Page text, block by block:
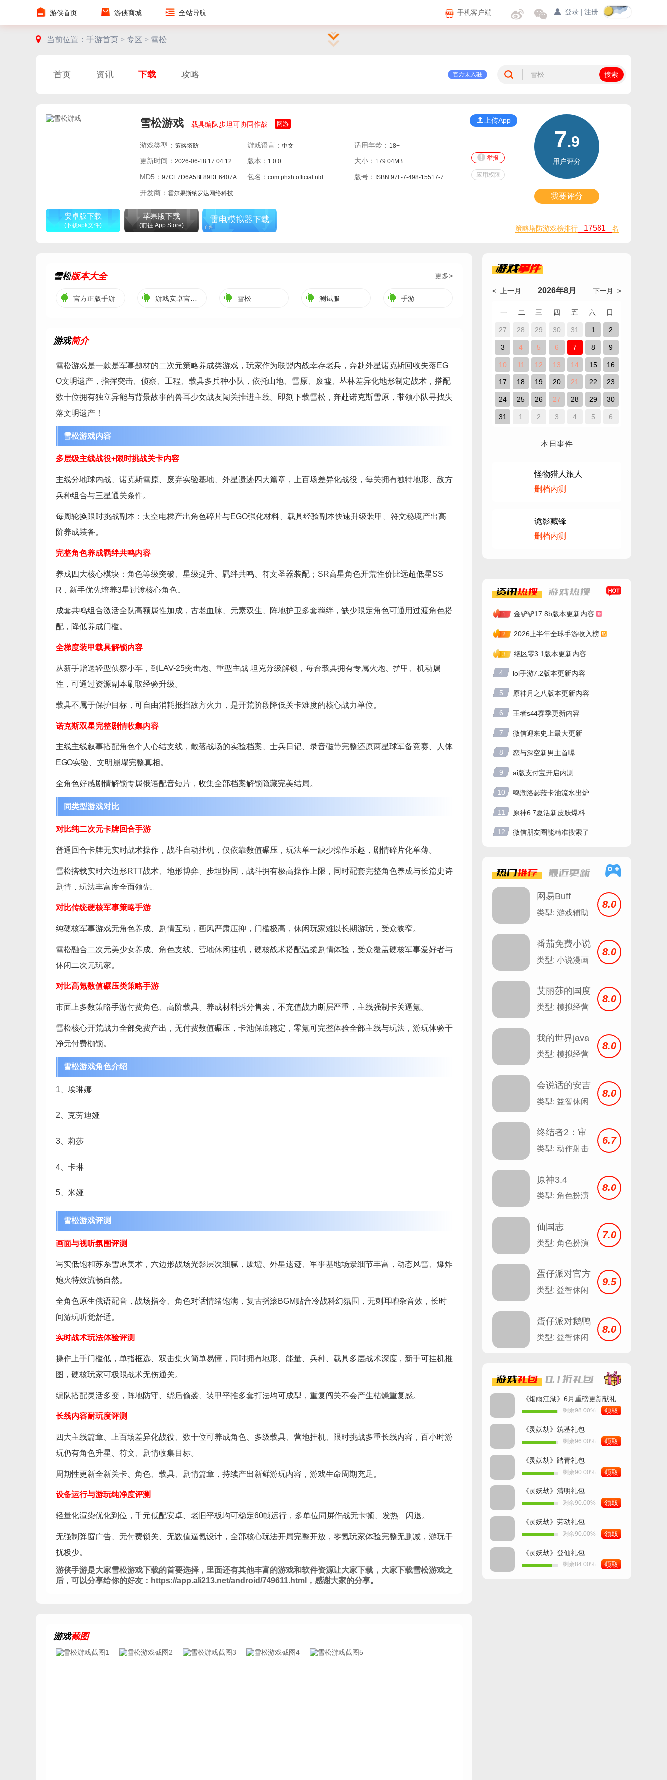
游侠首页 游侠商城 全站导航 登录 注册
手机客户端
当前位置： 手游首页 > 专区 > 雪松
首页 资讯 下载 攻略 官方未入驻
雪松游戏 载具编队步坦可协同作战 网游
游戏类型： 策略塔防 游戏语言： 中文 适用年龄： 18+
更新时间： 2026-06-18 17:04:12 版本： 1.0.0 大小： 179.04MB
MD5： 97CE7D6A5BF89DE6407AFD0DD8BFB2D6 包名： com.phxh.official.nld 版号： ISBN 978-7-498-15517-7
开发商： 霍尔果斯纳罗达网络科技有限公司
上传App
举报
应用权限
7.9
用户评分
我要评分
策略塔防游戏榜排行 17581 名
安卓版下载
(下载apk文件)
苹果版下载
(前往 App Store)
雷电模拟器下载
广告
雪松版本大全 更多>
官方正版手游 雪松 测试服 手游
游戏简介
雪松游戏是一款是军事题材的二次元策略养成类游戏，玩家作为联盟内战幸存老兵，奔赴外星诺克斯回收失落EG
O文明遗产，指挥突击、侦察、工程、载具多兵种小队，依托山地、雪原、废墟、丛林差异化地形制定战术，搭配
数十位拥有独立异能与背景故事的兽耳少女战友闯关推进主线。即刻下载雪松，奔赴诺克斯雪原，带领小队寻找失
落文明遗产！
雪松游戏内容
多层级主线战役+限时挑战关卡内容
主线分地球内战、诺克斯雪原、废弃实验基地、外星遗迹四大篇章，上百场差异化战役，每关拥有独特地形、敌方
兵种组合与三星通关条件。
每周轮换限时挑战副本：太空电梯产出角色碎片与EGO强化材料、载具经验副本快速升级装甲、符文秘境产出高
阶养成装备。
完整角色养成羁绊共鸣内容
养成四大核心模块：角色等级突破、星级提升、羁绊共鸣、符文圣器装配；SR高星角色开荒性价比远超低星SS
R，新手优先培养3星过渡核心角色。
成套共鸣组合激活全队高额属性加成，古老血脉、元素双生、阵地护卫多套羁绊，缺少限定角色可通用过渡角色搭
配，降低养成门槛。
全梯度装甲载具解锁内容
从新手赠送轻型侦察小车，到LAV-25突击炮、重型主战 坦克分级解锁，每台载具拥有专属火炮、护甲、机动属
性，可通过资源副本刷取经验升级。
载具不属于保护目标，可自由消耗抵挡敌方火力，是开荒阶段降低关卡难度的核心战力单位。
诺克斯双星完整剧情收集内容
主线主线叙事搭配角色个人心结支线，散落战场的实验档案、士兵日记、录音磁带完整还原两星球军备竞赛、人体
EGO实验、文明崩塌完整真相。
全角色好感剧情解锁专属俄语配音短片，收集全部档案解锁隐藏完美结局。
同类型游戏对比
对比纯二次元卡牌回合手游
普通回合卡牌无实时战术操作，战斗自动挂机，仅依靠数值碾压，玩法单一缺少操作乐趣，剧情碎片化单薄。
雪松搭载实时六边形RTT战术、地形博弈、步坦协同，战斗拥有极高操作上限，同时配套完整角色养成与长篇史诗
剧情，玩法丰富度全面领先。
对比传统硬核军事策略手游
纯硬核军事游戏无角色养成、剧情互动，画风严肃压抑，门槛极高，休闲玩家难以长期游玩，受众狭窄。
雪松融合二次元美少女养成、角色支线、营地休闲挂机，硬核战术搭配温柔剧情体验，受众覆盖硬核军事爱好者与
休闲二次元玩家。
对比高氪数值碾压类策略手游
市面上多数策略手游付费角色、高阶载具、养成材料拆分售卖，不充值战力断层严重，主线强制卡关逼氪。
雪松核心开荒战力全部免费产出，无付费数值碾压，卡池保底稳定，零氪可完整体验全部主线与玩法，游玩体验干
净无付费枷锁。
雪松游戏角色介绍
1、埃琳娜
2、克劳迪娅
3、莉莎
4、卡琳
5、米娅
雪松游戏评测
画面与视听氛围评测
写实低饱和苏系雪原美术，六边形战场光影层次细腻，废墟、外星遗迹、军事基地场景细节丰富，动态风雪、爆炸
炮火特效流畅自然。
全角色原生俄语配音，战场指令、角色对话情绪饱满，复古摇滚BGM贴合冷战科幻氛围，无刺耳嘈杂音效，长时
间游玩听觉舒适。
实时战术玩法体验评测
操作上手门槛低，单指框选、双击集火简单易懂，同时拥有地形、能量、兵种、载具多层战术深度，新手可挂机推
图，硬核玩家可极限战术无伤通关。
编队搭配灵活多变，阵地防守、绕后偷袭、装甲平推多套打法均可成型，重复闯关不会产生枯燥重复感。
长线内容耐玩度评测
四大主线篇章、上百场差异化战役、数十位可养成角色、多级载具、营地挂机、限时挑战多重长线内容，百小时游
玩仍有角色升星、符文、剧情收集目标。
周期性更新全新关卡、角色、载具、剧情篇章，持续产出新鲜游玩内容，游戏生命周期充足。
设备运行与游玩纯净度评测
轻量化渲染优化到位，千元低配安卓、老旧平板均可稳定60帧运行，多单位同屏作战无卡顿、发热、闪退。
无强制弹窗广告、无付费锁关、无数值逼氪设计，全部核心玩法开局完整开放，零氪玩家体验完整无删减，游玩干
扰极少。
游侠手游是大家雪松游戏下载的首要选择，里面还有其他丰富的游戏和软件资源让大家下载，大家下载雪松游戏之
后，可以分享给你的好友：https://app.ali213.net/android/749611.html，感谢大家的分享。
游戏截图
游戏事件
< 上一月 2026年8月 下一月 >
一 二 三 四 五 六 日
27 28 29 30 31 1 2
3 4 5 6 7 8 9
10 11 12 13 14 15 16
17 18 19 20 21 22 23
24 25 26 27 28 29 30
31 1 2 3 4 5 6
本日事件
怪物猎人旅人
删档内测
诡影藏锋
删档内测
资讯热搜 游戏热搜
1 金铲铲17.8b版本更新内容
2 2026上半年全球手游收入榜
3 绝区零3.1版本更新内容
4 lol手游7.2版本更新内容
5 原神月之八版本更新内容
6 王者s44赛季更新内容
7 微信迎来史上最大更新
8 恋与深空新男主首曝
9 ai版支付宝开启内测
10 鸣潮洛瑟菈卡池流水出炉
11 原神6.7夏活新皮肤爆料
12 微信朋友圈能精准搜索了
热门推荐 最近更新
网易Buff
类型: 游戏辅助
8.0
番茄免费小说
安卓
类型: 小说漫画
8.0
艾丽莎的国度
类型: 模拟经营
8.0
我的世界java
版
类型: 模拟经营
8.0
会说话的安吉
拉 Talking
类型: 益智休闲
8.0
终结者2：审
判日
类型: 动作射击
6.7
原神3.4
类型: 角色扮演
8.0
仙国志
类型: 角色扮演
7.0
蛋仔派对官方
服
类型: 益智休闲
9.5
蛋仔派对鹅鸭
杀
类型: 益智休闲
8.0
游戏礼包 0.1折礼包
《烟雨江湖》6月重磅更新献礼
剩余98.00% 领取
《灵妖劫》筑基礼包
剩余96.00% 领取
《灵妖劫》踏青礼包
剩余90.00% 领取
《灵妖劫》清明礼包
剩余90.00% 领取
《灵妖劫》劳动礼包
剩余90.00% 领取
《灵妖劫》登仙礼包
剩余84.00% 领取